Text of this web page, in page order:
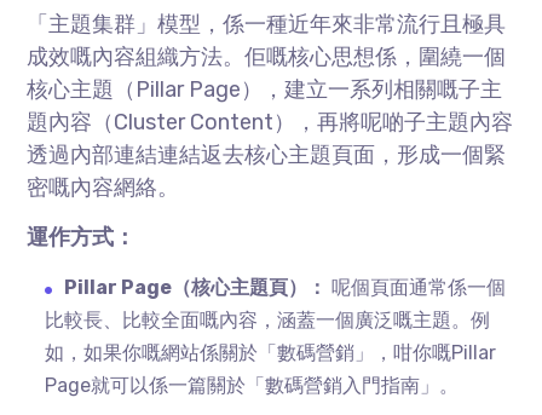
「主題集群」模型，係一種近年來非常流行且極具
成效嘅內容組織方法。佢嘅核心思想係，圍繞一個
核心主題（Pillar Page），建立一系列相關嘅子主
題內容（Cluster Content），再將呢啲子主題內容
透過內部連結連結返去核心主題頁面，形成一個緊
密嘅內容網絡。
運作方式：
Pillar Page（核心主題頁）： 呢個頁面通常係一個
比較長、比較全面嘅內容，涵蓋一個廣泛嘅主題。例
如，如果你嘅網站係關於「數碼營銷」，咁你嘅Pillar
Page就可以係一篇關於「數碼營銷入門指南」。